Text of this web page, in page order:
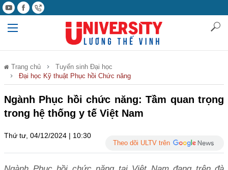
Trang chủ
Tuyển sinh Đại học
Đại học Kỹ thuật Phục hồi Chức năng
Ngành Phục hồi chức năng: Tầm quan trọng
trong hệ thống y tế Việt Nam
Thứ tư, 04/12/2024 | 10:30
Theo dõi ULTV trên